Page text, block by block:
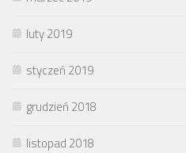
luty 2019
styczeń 2019
grudzień 2018
listopad 2018